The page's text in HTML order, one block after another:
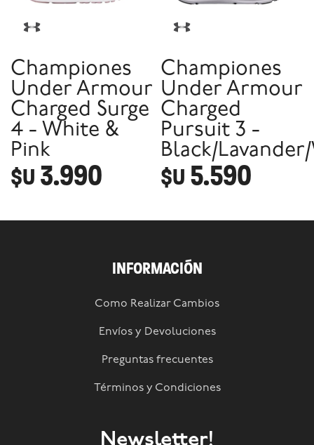
Championes
Under Armour
Charged Surge
4 - White &
Pink
$U 3.990
Championes
Under Armour
Charged
Pursuit 3 -
Black/
$U 5.590
INFORMACIÓN
Como Realizar Cambios
Envíos y Devoluciones
Preguntas frecuentes
Términos y Condiciones